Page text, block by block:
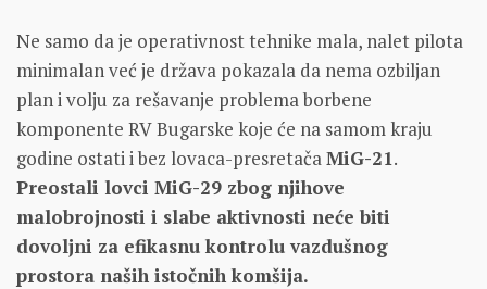
Ne samo da je operativnost tehnike mala, nalet pilota
minimalan već je država pokazala da nema ozbiljan
plan i volju za rešavanje problema borbene
komponente RV Bugarske koje će na samom kraju
godine ostati i bez lovaca-presretačaMiG-21.
Preostali lovci MiG-29 zbog njihove
malobrojnosti i slabe aktivnosti neće biti
dovoljni za efikasnu kontrolu vazdušnog
prostora naših istočnih komšija.